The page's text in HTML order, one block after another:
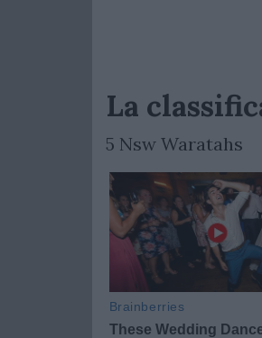
La
5 Nsw Waratahs